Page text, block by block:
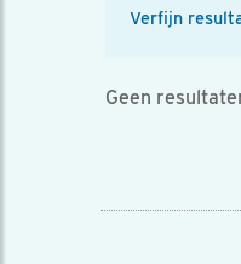
Verfijn
Geen